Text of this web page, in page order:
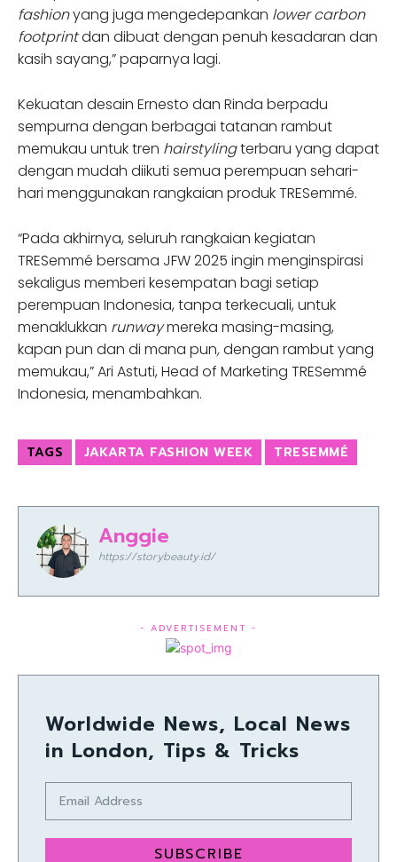
fashionyang juga mengedepankan lower carbon
footprintdan dibuat dengan penuh kesadaran dan
kasih sayang,” paparnya lagi.
Kekuatan desain Ernesto dan Rinda berpadu
sempurna dengan berbagai tatanan rambut
memukau untuk tren hairstylingterbaru yang dapat
dengan mudah diikuti semua perempuan sehari-
hari menggunakan rangkaian produk TRESemmé.
“Pada akhirnya, seluruh rangkaian kegiatan
TRESemmé bersama JFW 2025 ingin menginspirasi
sekaligus memberi kesempatan bagi setiap
perempuan Indonesia, tanpa terkecuali, untuk
menaklukkan runwaymereka masing-masing,
kapan pun dan di mana pun,dengan rambut yang
memukau,” Ari Astuti, Head of Marketing TRESemmé
Indonesia, menambahkan.
TAGS JAKARTA FASHION WEEK TRESEMMÉ
Anggie
https://storybeauty.id/
- ADVERTISEMENT -
Worldwide News, Local News
in London, Tips & Tricks
SUBSCRIBE